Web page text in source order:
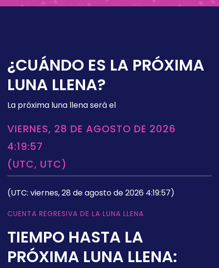
¿CUÁNDO ES LA PRÓXIMA
LUNA LLENA?
La próxima luna llena será el
VIERNES, 28 DE AGOSTO DE 2026
4:19:57
(UTC, UTC)
(UTC: viernes, 28 de agosto de 2026 4:19:57)
CUENTA REGRESIVA DE LA LUNA LLENA
TIEMPO HASTA LA
PRÓXIMA LUNA LLENA: